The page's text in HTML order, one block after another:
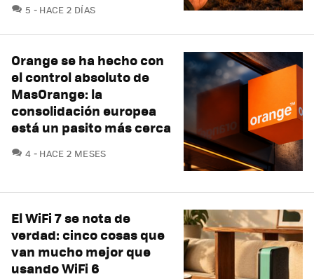
5 COMENTARIOS
HACE 2 DÍAS
Orange se ha hecho con
el control absoluto de
MasOrange: la
consolidación europea
está un pasito más cerca
4 COMENTARIOS
HACE 2 MESES
El WiFi 7 se nota de
verdad: cinco cosas que
van mucho mejor que
usando WiFi 6